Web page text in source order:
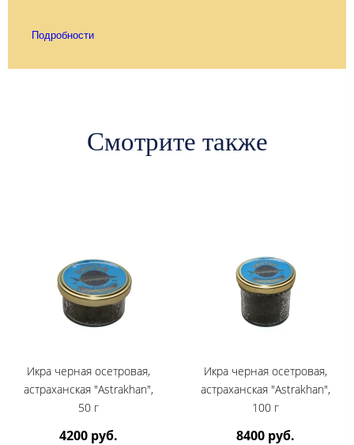
Подробности
Смотрите также
Икра черная осетровая,
астраханская "Astrakhan",
50 г
4200 руб.
Икра черная осетровая,
астраханская "Astrakhan",
100 г
8400 руб.